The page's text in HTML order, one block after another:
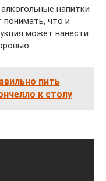
напитки
что и
может нанести
пить
к столу